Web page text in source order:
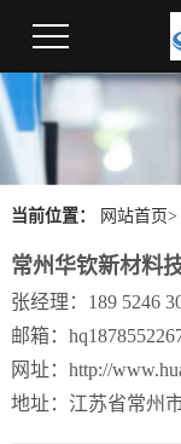
当前位置： 网站首页>
常州华钦新材料
张经理：189 5246
邮箱：
网址：http://
地址：江苏省常州